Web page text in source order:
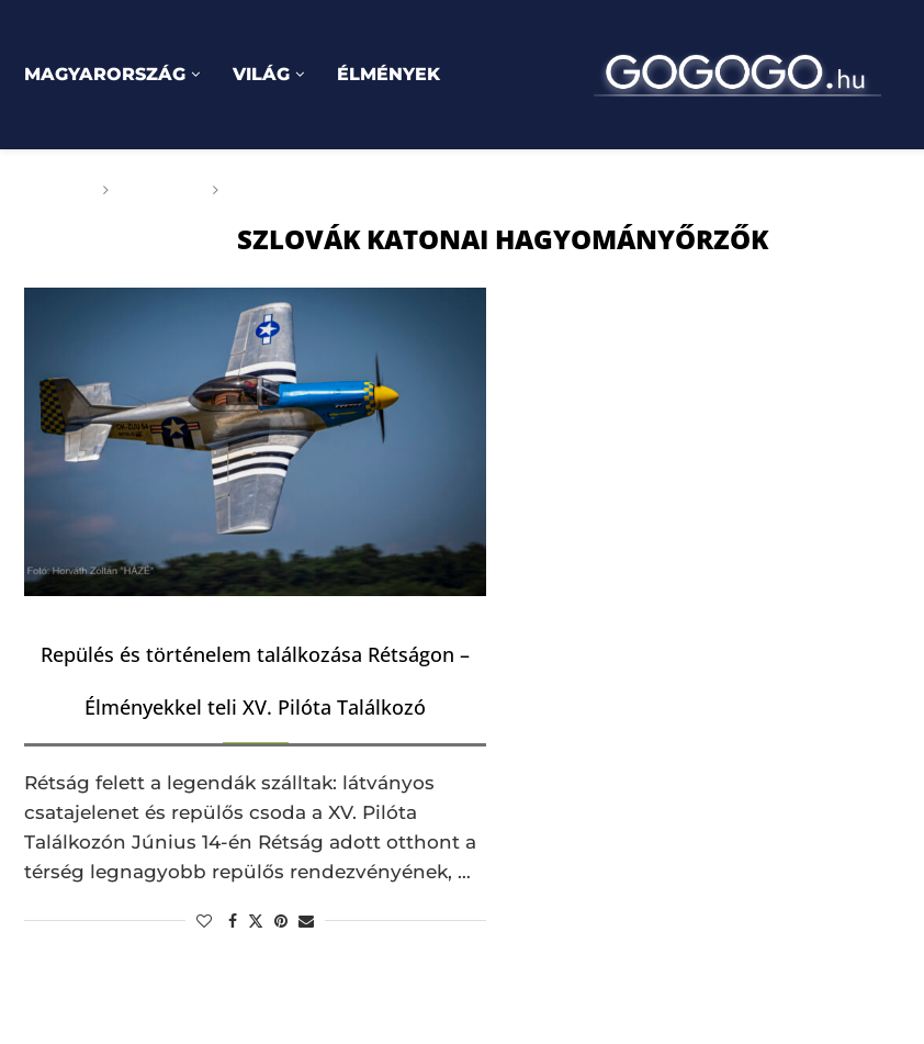
MAGYARORSZÁG VILÁG ÉLMÉNYEK
SZLOVÁK KATONAI HAGYOMÁNYŐRZŐK
Repülés és történelem találkozása Rétságon –
Élményekkel teli XV. Pilóta Találkozó
Rétság felett a legendák szálltak: látványos
csatajelenet és repülős csoda a XV. Pilóta
Találkozón Június 14-én Rétság adott otthont a
térség legnagyobb repülős rendezvényének, …